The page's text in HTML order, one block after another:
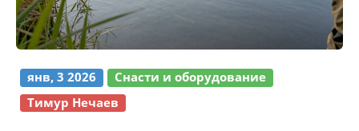
янв, 3 2026
Снасти и оборудование
Тимур Нечаев